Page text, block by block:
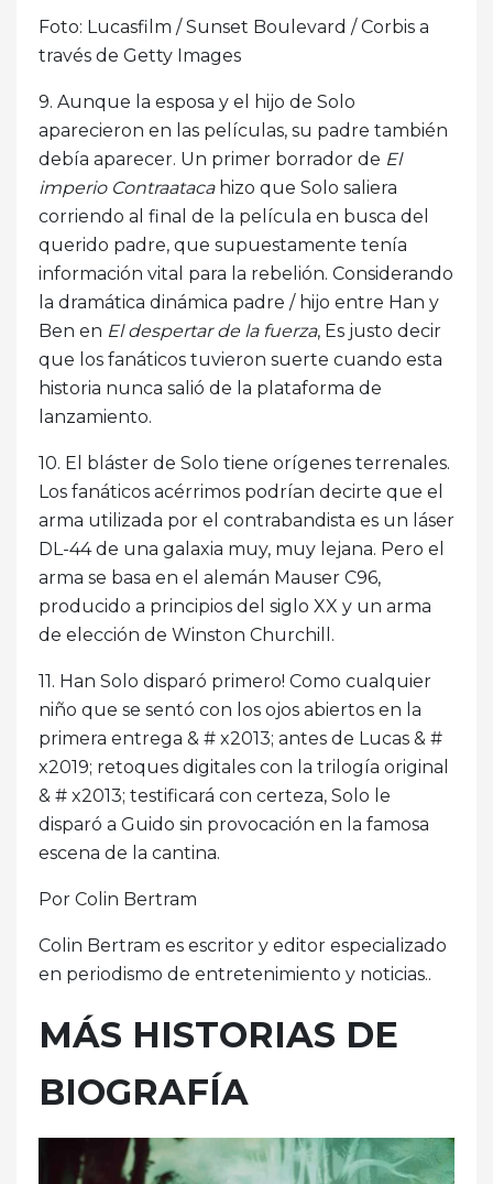
Foto: Lucasfilm / Sunset Boulevard / Corbis a
través de Getty Images
9. Aunque la esposa y el hijo de Solo
aparecieron en las películas, su padre también
debía aparecer. Un primer borrador de El
imperio Contraatacahizo que Solo saliera
corriendo al final de la película en busca del
querido padre, que supuestamente tenía
información vital para la rebelión. Considerando
la dramática dinámica padre / hijo entre Han y
Ben en El despertar de la fuerza, Es justo decir
que los fanáticos tuvieron suerte cuando esta
historia nunca salió de la plataforma de
lanzamiento.
10. El bláster de Solo tiene orígenes terrenales.
Los fanáticos acérrimos podrían decirte que el
arma utilizada por el contrabandista es un láser
DL-44 de una galaxia muy, muy lejana. Pero el
arma se basa en el alemán Mauser C96,
producido a principios del siglo XX y un arma
de elección de Winston Churchill.
11. Han Solo disparó primero! Como cualquier
niño que se sentó con los ojos abiertos en la
primera entrega & # x2013; antes de Lucas & #
x2019; retoques digitales con la trilogía original
& # x2013; testificará con certeza, Solo le
disparó a Guido sin provocación en la famosa
escena de la cantina.
Por Colin Bertram
Colin Bertram es escritor y editor especializado
en periodismo de entretenimiento y noticias..
MÁS HISTORIAS DE
BIOGRAFÍA